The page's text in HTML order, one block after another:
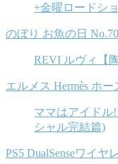
+金曜ロードシ
のぼり お魚の日
REVI ルヴィ【
エルメス Hermès ホ
ママはアイドル
シャル完結篇)
PS5 DualSenseワイ